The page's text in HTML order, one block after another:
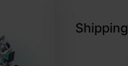
Shipping